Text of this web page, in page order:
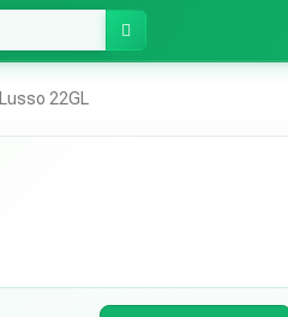
22GL